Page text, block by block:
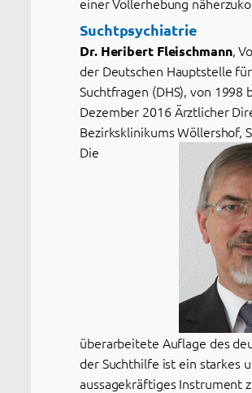
Suchtpsychiatrie
Dr. Heribert Fleischmann,
der Deutschen Hauptstelle für
Suchtfragen (DHS), von 1998
Dezember 2016 Ärztlicher
Bezirksklinikums Wöllershof,
Die
überarbeitete Auflage des
der Suchthilfe ist ein starkes
aussagekräftiges Instrument